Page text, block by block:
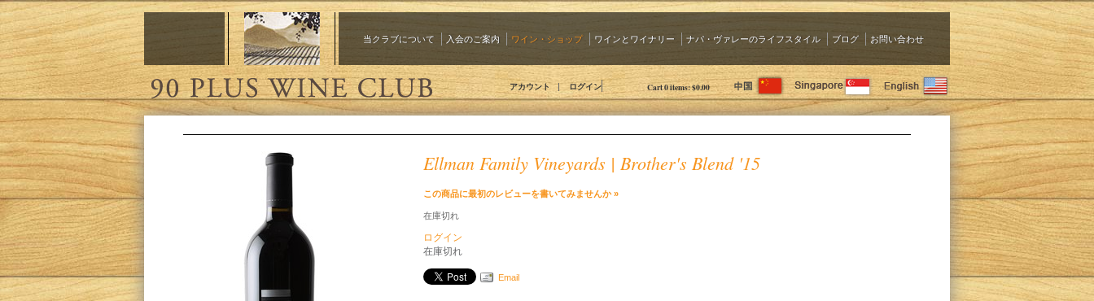
当クラブについて 入会のご案内 ワイン・ショップ ワインとワイナリー ナパ・ヴァレーのライフスタイル ブログ お問い合わせ
Cart0items:$0.00
アカウント ログイン
The 90 Plus Wine Club Jp
Ellman Family Vineyards | Brother's Blend '15
この商品に最初のレビューを書いてみませんか »
在庫切れ
ログイン
在庫切れ
Email